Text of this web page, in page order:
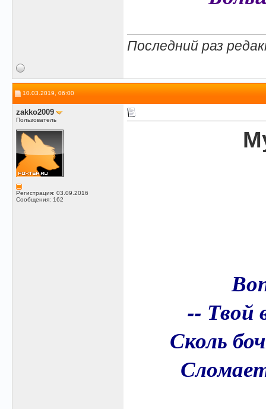
Последний раз
10.03.2019, 06:00
zakko2009
Пользователь
Регистрация: 03.09.2016
Сообщения: 162
-- Твой
Сколь